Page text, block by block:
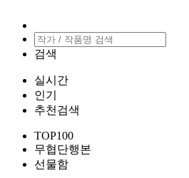
검색
실시간
인기
추천검색
TOP100
무협단행본
선물함